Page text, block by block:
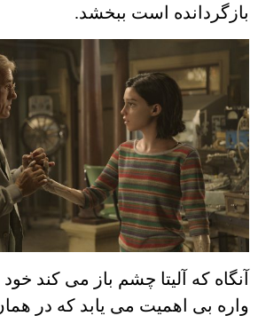
بازگردانده است ببخشد.
آنگاه که آلیتا چشم باز می کند
واره بی اهمیت می یابد که در